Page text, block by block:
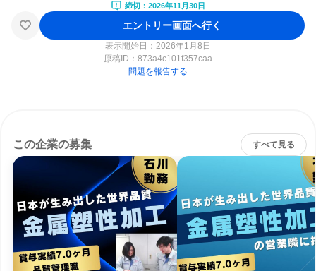
締切：2026年11月30日
エントリー画面へ行く
表示開始日：2026年1月8日
原稿ID： 873a4c101f357caa
問題を報告する
この企業の募集 すべて見る